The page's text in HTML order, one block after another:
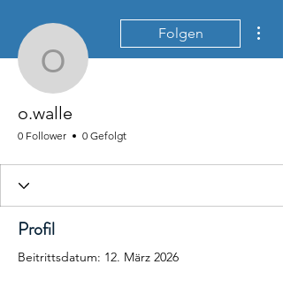
o.walle
Folgen
o.walle
0 Follower 0 Gefolgt
Profil
Beitrittsdatum: 12. März 2026